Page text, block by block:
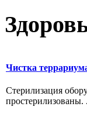
Чистка
Стерилизация
простерилизованы.